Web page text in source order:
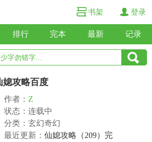
书架 登录
排行 完本 最新 记录
媳攻略百度
作者： Z
状态：连载中
分类：玄幻奇幻
最近更新： 仙媳攻略（209）完